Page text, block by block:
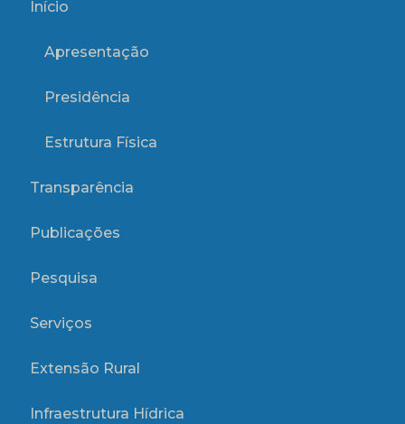
Início
Apresentação
Presidência
Estrutura Física
Transparência
Publicações
Pesquisa
Serviços
Extensão Rural
Infraestrutura Hídrica